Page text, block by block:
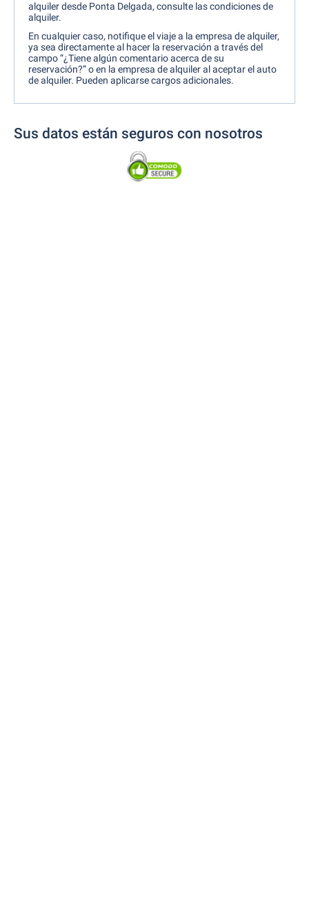
alquiler desde Ponta Delgada, consulte las condiciones de
alquiler.
En cualquier caso, notifique el viaje a la empresa de alquiler,
ya sea directamente al hacer la reservación a través del
campo “¿Tiene algún comentario acerca de su
reservación?” o en la empresa de alquiler al aceptar el auto
de alquiler. Pueden aplicarse cargos adicionales.
Sus datos están seguros con nosotros